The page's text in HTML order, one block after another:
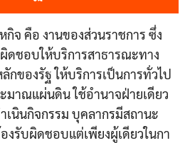
กิจ คือ งานของส่วนราชการ ซึ่ง
ดชอบให้บริการสาธารณะทาง
กของรัฐ ให้บริการเป็นการทั่วไป
มาณแผ่นดิน ใช้อํานาจฝ่ายเดียว
เนินกิจกรรม บุคลากรมีสถานะ
งรับผิดชอบแต่เพียงผู้เดียวในกา